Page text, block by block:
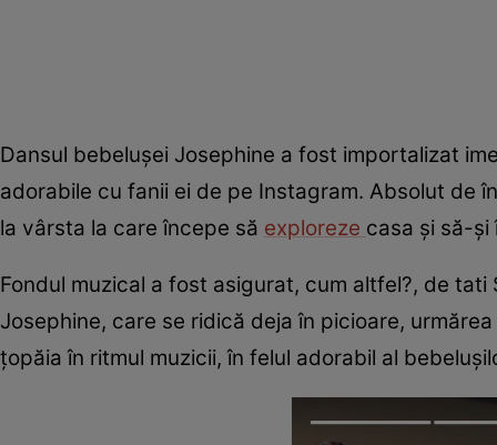
Dansul bebelușei Josephine a fost importalizat
adorabile cu fanii ei de pe Instagram. Absolut de
la vârsta la care începe să exploreze casa și să-
Fondul muzical a fost asigurat, cum altfel?, de tati
Josephine, care se ridică deja în picioare,
țopăia în ritmul muzicii, în felul adorabil al